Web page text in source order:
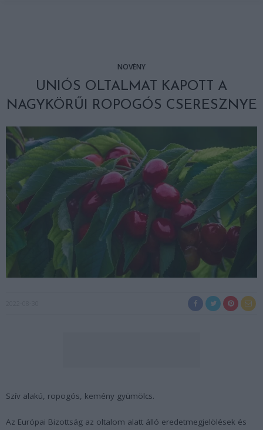
NÖVÉNY
UNIÓS OLTALMAT KAPOTT A
NAGYKÖRŰI ROPOGÓS CSERESZNYE
Szív alakú, ropogós, kemény gyümölcs.
Az Európai Bizottság az oltalom alatt álló eredetmegjelölések és